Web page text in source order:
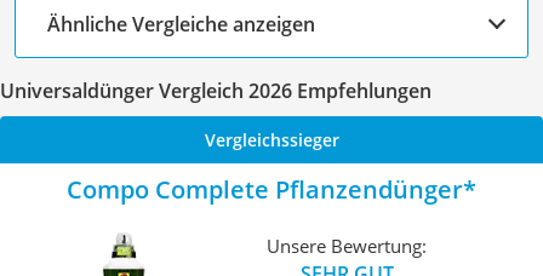
Ähnliche Vergleiche anzeigen
Universaldünger Vergleich 2026 Empfehlungen
Vergleichssieger
Compo Complete Pflanzendünger
Unsere Bewertung: